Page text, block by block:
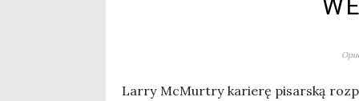
Lar­ry McMur­try karie­rę pisar­ską